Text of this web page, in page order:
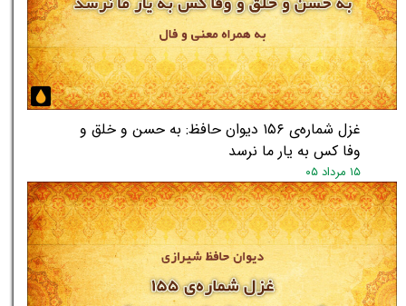
غزل شماره‌ی ۱۵۶ دیوان حافظ: به حسن و خلق و
وفا کس به یار ما نرسد
۱۵ مرداد ۰۵